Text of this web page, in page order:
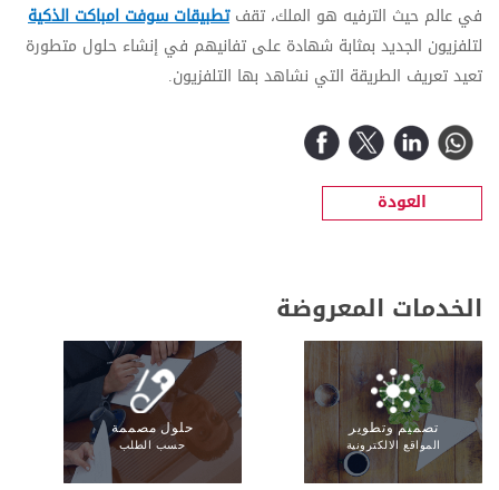
في عالم حيث الترفيه هو الملك، تقفتطبيقاتسوفت امباكتالذكية
لتلفزيون الجديد بمثابة شهادة على تفانيهم في إنشاء حلول متطورة
تعيد تعريف الطريقة التي نشاهد بها التلفزيون.
العودة
الخدمات المعروضة
تصميم وتطوير
المواقع الالكترونية
حلول مصممة
حسب الطلب